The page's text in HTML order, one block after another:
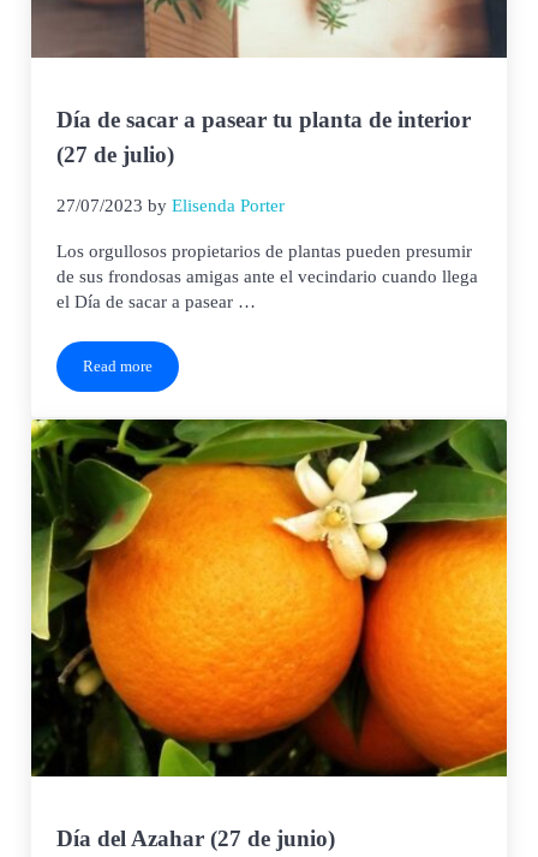
Día de sacar a pasear tu planta de interior
(27 de julio)
27/07/2023 byElisenda Porter
Los orgullosos propietarios de plantas pueden presumir
de sus frondosas amigas ante el vecindario cuando llega
el Día de sacar a pasear …
Read moreDía de sacar a pasear tu planta de interior (27 de julio)
Día del Azahar (27 de junio)